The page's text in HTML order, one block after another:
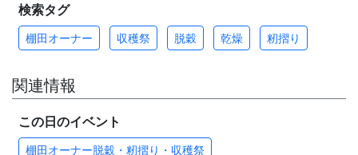
検索タグ
棚田オーナー 収穫祭 脱穀 乾燥 籾摺り
関連情報
この日のイベント
棚田オーナー脱穀・籾摺り・収穫祭